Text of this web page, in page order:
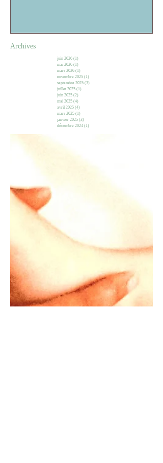
Archives
juin 2026 (1)
mai 2026 (1)
mars 2026 (1)
novembre 2025 (1)
septembre 2025 (3)
juillet 2025 (1)
juin 2025 (2)
mai 2025 (4)
avril 2025 (4)
mars 2025 (1)
janvier 2025 (3)
décembre 2024 (1)